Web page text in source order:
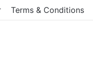
Terms & Conditions